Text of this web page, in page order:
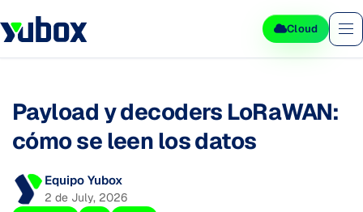
Cloud
Payload y decoders LoRaWAN:
cómo se leen los datos
Equipo Yubox
2 de July, 2026